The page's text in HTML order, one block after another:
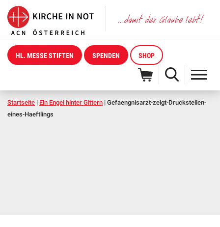
HL. MESSE STIFTEN SPENDEN SHOP
Startseite | Ein Engel hinter Gittern | Gefaengnisarzt-zeigt-Druckstellen-
eines-Haeftlings